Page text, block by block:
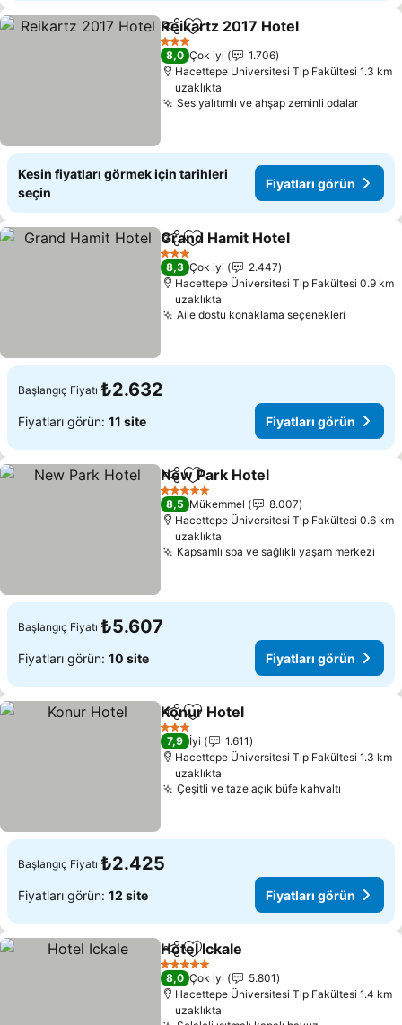
PaylaşFavorilerime ekle
Reikartz 2017 Hotel
3 Yıldız
8,0 Çok iyi
1.706
Hacettepe Üniversitesi Tıp Fakültesi 1.3 km
uzaklıkta
Ses yalıtımlı ve ahşap zeminli odalar
Kesin fiyatları görmek için tarihleri
seçin
Fiyatları görün
PaylaşFavorilerime ekle
Grand Hamit Hotel
3 Yıldız
8,3 Çok iyi
2.447
Hacettepe Üniversitesi Tıp Fakültesi 0.9 km
uzaklıkta
Aile dostu konaklama seçenekleri
Başlangıç Fiyatı ₺2.632
Fiyatları görün: 11 site Fiyatları görün
PaylaşFavorilerime ekle
New Park Hotel
5 Yıldız
8,5 Mükemmel
8.007
Hacettepe Üniversitesi Tıp Fakültesi 0.6 km
uzaklıkta
Kapsamlı spa ve sağlıklı yaşam merkezi
Başlangıç Fiyatı ₺5.607
Fiyatları görün: 10 site Fiyatları görün
PaylaşFavorilerime ekle
Konur Hotel
3 Yıldız
7,9 İyi
1.611
Hacettepe Üniversitesi Tıp Fakültesi 1.3 km
uzaklıkta
Çeşitli ve taze açık büfe kahvaltı
Başlangıç Fiyatı ₺2.425
Fiyatları görün: 12 site Fiyatları görün
PaylaşFavorilerime ekle
Hotel Ickale
5 Yıldız
8,0 Çok iyi
5.801
Hacettepe Üniversitesi Tıp Fakültesi 1.4 km
uzaklıkta